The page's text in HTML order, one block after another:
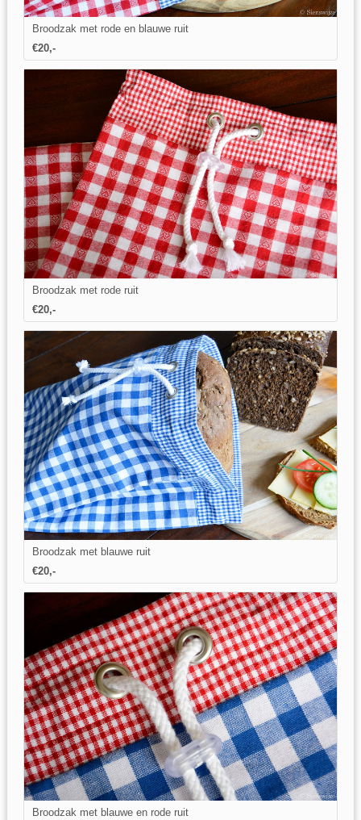
Broodzak met rode en blauwe ruit
€20,-
Broodzak met rode ruit
€20,-
Broodzak met blauwe ruit
€20,-
Broodzak met blauwe en rode ruit